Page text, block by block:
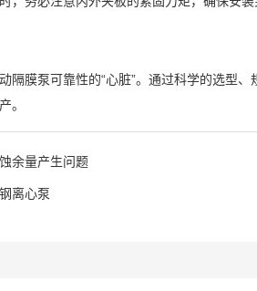
隔膜泵可靠性的“心脏”。通过科学的选型
。
余量产生问题
离心泵